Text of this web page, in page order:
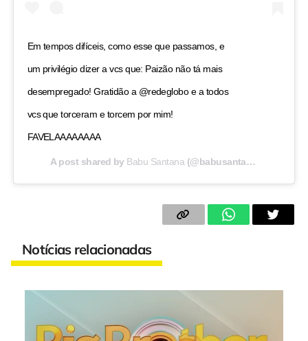
Em tempos difíceis, como esse que passamos, e
um privilégio dizer a vcs que: Paizão não tá mais
desempregado! Gratidão a @redeglobo e a todos
vcs que torceram e torcem por mim!
FAVELAAAAAAAA
A post shared by Babu Santana (@babusantana) on
Notícias relacionadas